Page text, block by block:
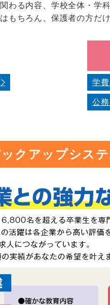
わる内容、学校全体・学
もちろん、保護者の方だ
学
公
クアップシステ